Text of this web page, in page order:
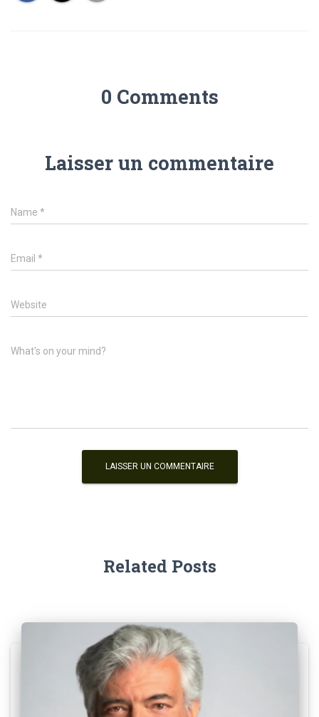
0 Comments
Laisser un commentaire
Name *
Email *
Website
What's on your mind?
Related Posts